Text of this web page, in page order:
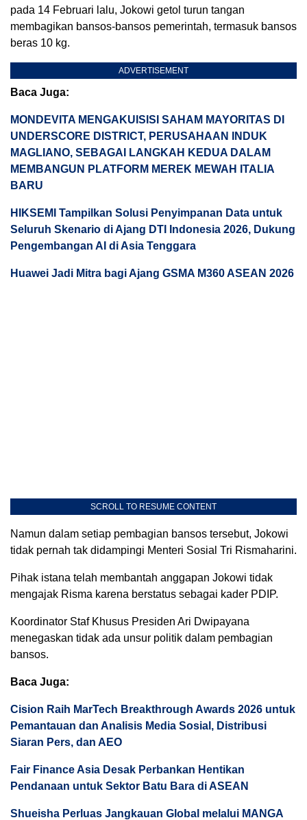
pada 14 Februari lalu, Jokowi getol turun tangan
membagikan bansos-bansos pemerintah, termasuk bansos
beras 10 kg.
ADVERTISEMENT
Baca Juga:
MONDEVITA MENGAKUISISI SAHAM MAYORITAS DI
UNDERSCORE DISTRICT, PERUSAHAAN INDUK
MAGLIANO, SEBAGAI LANGKAH KEDUA DALAM
MEMBANGUN PLATFORM MEREK MEWAH ITALIA
BARU
HIKSEMI Tampilkan Solusi Penyimpanan Data untuk
Seluruh Skenario di Ajang DTI Indonesia 2026, Dukung
Pengembangan AI di Asia Tenggara
Huawei Jadi Mitra bagi Ajang GSMA M360 ASEAN 2026
SCROLL TO RESUME CONTENT
Namun dalam setiap pembagian bansos tersebut, Jokowi
tidak pernah tak didampingi Menteri Sosial Tri Rismaharini.
Pihak istana telah membantah anggapan Jokowi tidak
mengajak Risma karena berstatus sebagai kader PDIP.
Koordinator Staf Khusus Presiden Ari Dwipayana
menegaskan tidak ada unsur politik dalam pembagian
bansos.
Baca Juga:
Cision Raih MarTech Breakthrough Awards 2026 untuk
Pemantauan dan Analisis Media Sosial, Distribusi
Siaran Pers, dan AEO
Fair Finance Asia Desak Perbankan Hentikan
Pendanaan untuk Sektor Batu Bara di ASEAN
Shueisha Perluas Jangkauan Global melalui MANGA